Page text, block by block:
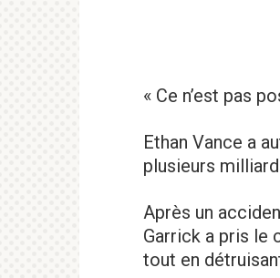
« Ce n’est pas
Ethan Vance a
plusieurs
Après un
Garrick a pris le
tout en